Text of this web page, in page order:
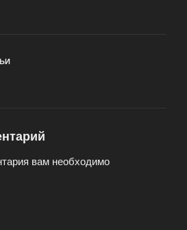
вам необходимо